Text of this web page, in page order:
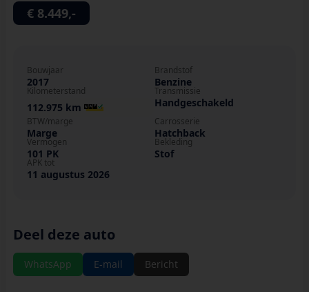
€ 8.449,-
Bouwjaar
2017
Brandstof
Benzine
Kilometerstand
112.975 km
Transmissie
Handgeschakeld
BTW/marge
Marge
Carrosserie
Hatchback
Vermogen
101 PK
Bekleding
Stof
APK tot
11 augustus 2026
Deel deze auto
WhatsApp E-mail Bericht